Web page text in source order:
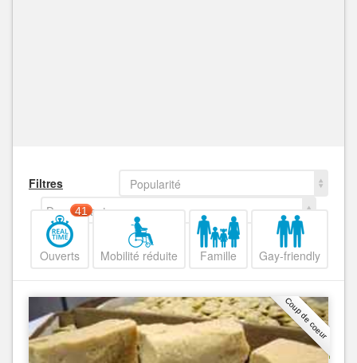
Filtres
Popularité
Decroissant
Ouverts
41
Mobilité réduite Famille Gay-friendly
Coup de coeur